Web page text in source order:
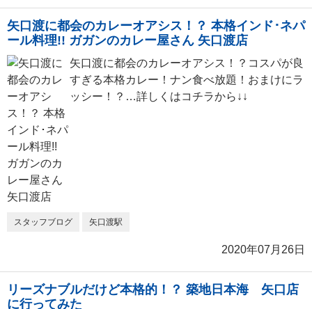
矢口渡に都会のカレーオアシス！？ 本格インド･ネパ
ール料理!! ガガンのカレー屋さん 矢口渡店
矢口渡に都会のカレーオアシス！？コスパが良
すぎる本格カレー！ナン食べ放題！おまけにラ
ッシー！？…詳しくはコチラから↓↓
スタッフブログ 矢口渡駅
2020年07月26日
リーズナブルだけど本格的！？ 築地日本海 矢口店
に行ってみた